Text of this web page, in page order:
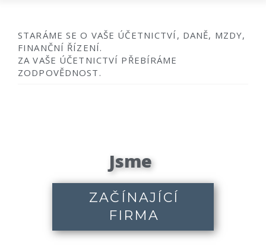
STARÁME SE O VAŠE ÚČETNICTVÍ, DANĚ, MZDY,
FINANČNÍ ŘÍZENÍ.
ZA VAŠE ÚČETNICTVÍ PŘEBÍRÁME
ZODPOVĚDNOST.
Jsme
ZAČÍNAJÍCÍ
FIRMA